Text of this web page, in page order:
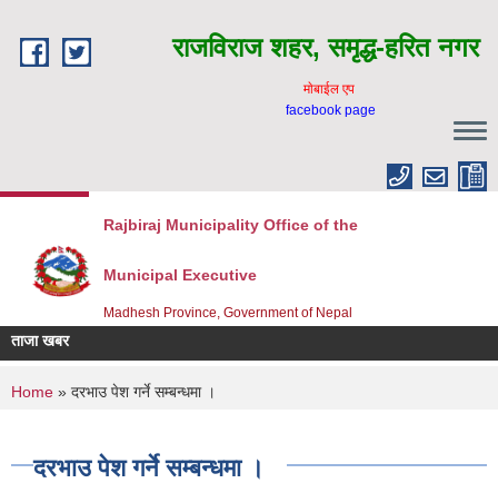
राजविराज शहर, समृद्ध-हरित नगर
माेबाईल एप
facebook page
Rajbiraj Municipality Office of the
Municipal Executive
Madhesh Province, Government of Nepal
ताजा खबर
You are here
Home » दरभाउ पेश गर्ने सम्बन्धमा ।
दरभाउ पेश गर्ने सम्बन्धमा ।